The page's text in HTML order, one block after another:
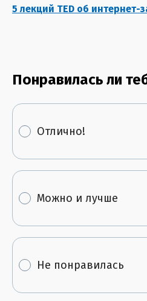
5 лекций TED об интернет-
Понравилась ли
Отлично!
Можно и лучше
Не понравилась